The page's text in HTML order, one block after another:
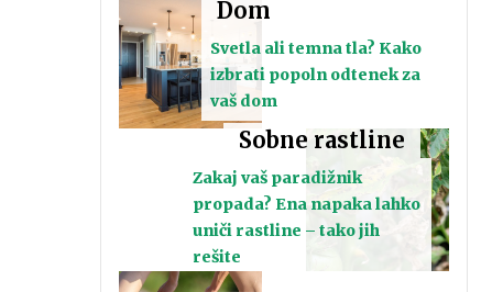
Dom
Svetla ali temna tla? Kako
izbrati popoln odtenek za
vaš dom
Sobne rastline
Zakaj vaš paradižnik
propada? Ena napaka lahko
uniči rastline – tako jih
rešite